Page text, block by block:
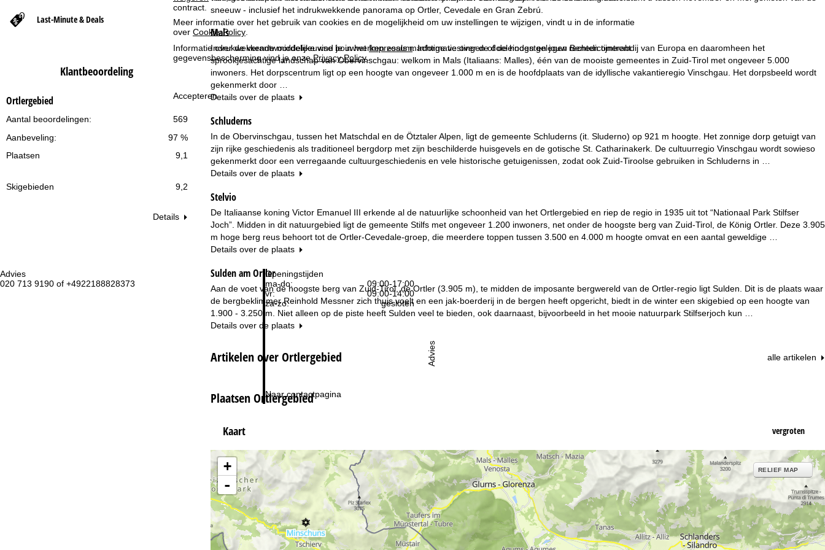
contract.
Meer informatie over het gebruik van cookies en de mogelijkheid om uw instellingen te wijzigen, vindt u in de informatie
over Cookie-Policy.
Informatie over de verantwoordelijke vind je in hetImpressum. Informatie over de doeleinden en jouw rechten omtrent
gegevensbescherming vind je onzePrivacy Policy.
Accepteren
Advies
020 713 9190 of +4922188828373
Openingstijden
ma-do:
09:00-17:00
vr:
09:00-14:00
za-zo:
gesloten
Naar contactpagina
Advies
Last-Minute & Deals
Klantbeoordeling
Ortlergebied
569
Aantal beoordelingen:
97 %
Aanbeveling:
Plaatsen
9,1
Skigebieden 9,2
Details
t
p
a
g
i
n
a
sneeuw - inclusief het indrukwekkende panorama op Ortler, Cevedale en Gran Zebrú.
Mals
Indrukwekkende middeleeuwse bouwwerken zoals machtige vestingen of de hoogstgelegen Benedictijnerabdij van Europa en daaromheen het
sprookjesachtige landschap van Obervinschgau: welkom in Mals (Italiaans: Malles), één van de mooiste gemeentes in Zuid-Tirol met ongeveer 5.000
inwoners. Het dorpscentrum ligt op een hoogte van ongeveer 1.000 m en is de hoofdplaats van de idyllische vakantieregio Vinschgau. Het dorpsbeeld wordt
gekenmerkt door …
Details over de plaats
Schluderns
In de Obervinschgau, tussen het Matschdal en de Ötztaler Alpen, ligt de gemeente Schluderns (it. Sluderno) op 921 m hoogte. Het zonnige dorp getuigt van
zijn rijke geschiedenis als traditioneel bergdorp met zijn beschilderde huisgevels en de gotische St. Catharinakerk. De cultuurregio Vinschgau wordt sowieso
gekenmerkt door een verregaande cultuurgeschiedenis en vele historische getuigenissen, zodat ook Zuid-Tiroolse gebruiken in Schluderns in …
Details over de plaats
Stelvio
De Italiaanse koning Victor Emanuel III erkende al de natuurlijke schoonheid van het Ortlergebied en riep de regio in 1935 uit tot “Nationaal Park Stilfser
Joch”. Midden in dit natuurgebied ligt de gemeente Stilfs met ongeveer 1.200 inwoners, net onder de hoogste berg van Zuid-Tirol, de König Ortler. Deze 3.905
m hoge berg reus behoort tot de Ortler-Cevedale-groep, die meerdere toppen tussen 3.500 en 4.000 m hoogte omvat en een aantal geweldige …
Details over de plaats
Sulden am Ortler
Aan de voet van de hoogste berg van Zuid-Tirol, de Ortler (3.905 m), te midden de imposante bergwereld van de Ortler-regio ligt Sulden. Dit is de plaats waar
de bergbeklimmer Reinhold Messner zich thuis voelt en een jak-boerderij in de bergen heeft opgericht, biedt in de winter een skigebied op een hoogte van
1.900 - 3.250 m. Niet alleen op de piste heeft Sulden veel te bieden, ook daarnaast, bijvoorbeeld in het mooie natuurpark Stilfserjoch kun …
Details over de plaats
Artikelen over Ortlergebied alle artikelen
Plaatsen Ortlergebied
Kaart vergroten
+
-
RELIEF MAP